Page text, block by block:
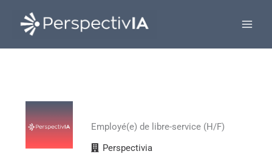
contenu
Employé(e) de libre-service (H/F)
Perspectivia